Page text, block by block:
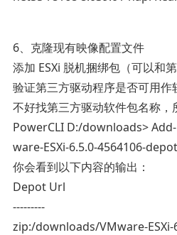
6、克隆现有映像配置文件
添加 ESXi 脱机捆绑包（可以和
验证第三方驱动程序是否可用作
不好找第三方驱动软件包名称，
PowerCLI D:/downloads>
ware-ESXi-6.5.0-4564106-
你会看到以下内容的输出：
Depot Url
---------
zip:/downloads/VMware-